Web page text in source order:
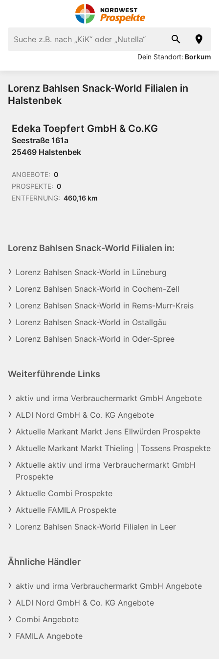
Dein Standort: Borkum
Lorenz Bahlsen Snack-World Filialen in
Halstenbek
Edeka Toepfert GmbH & Co.KG
Seestraße 161a
25469 Halstenbek
ANGEBOTE: 0
PROSPEKTE: 0
ENTFERNUNG: 460,16 km
Lorenz Bahlsen Snack-World Filialen in:
Lorenz Bahlsen Snack-World in Lüneburg
Lorenz Bahlsen Snack-World in Cochem-Zell
Lorenz Bahlsen Snack-World in Rems-Murr-Kreis
Lorenz Bahlsen Snack-World in Ostallgäu
Lorenz Bahlsen Snack-World in Oder-Spree
Weiterführende Links
aktiv und irma Verbrauchermarkt GmbH Angebote
ALDI Nord GmbH & Co. KG Angebote
Aktuelle Markant Markt Jens Ellwürden Prospekte
Aktuelle Markant Markt Thieling | Tossens Prospekte
Aktuelle aktiv und irma Verbrauchermarkt GmbH
Prospekte
Aktuelle Combi Prospekte
Aktuelle FAMILA Prospekte
Lorenz Bahlsen Snack-World Filialen in Leer
Ähnliche Händler
aktiv und irma Verbrauchermarkt GmbH Angebote
ALDI Nord GmbH & Co. KG Angebote
Combi Angebote
FAMILA Angebote